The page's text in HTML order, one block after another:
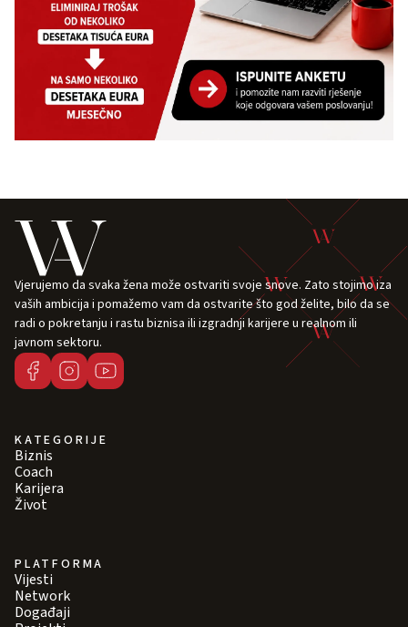
Vjerujemo da svaka žena može ostvariti svoje snove. Zato stojimo iza
vaših ambicija i pomažemo vam da ostvarite što god želite, bilo da se
radi o pokretanju i rastu biznisa ili izgradnji karijere u realnom ili
javnom sektoru.
KATEGORIJE
Biznis
Coach
Karijera
Život
PLATFORMA
Vijesti
Network
Događaji